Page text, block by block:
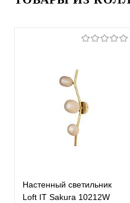
Настенный светильник
Loft IT Sakura 10212W